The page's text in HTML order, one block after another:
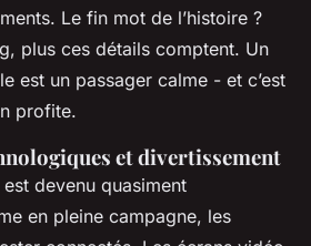
Le fin mot de l’histoire ?
plus ces détails comptent. Un
est un passager calme - et c’est
profite.
et divertissement
est devenu quasiment
en pleine campagne, les